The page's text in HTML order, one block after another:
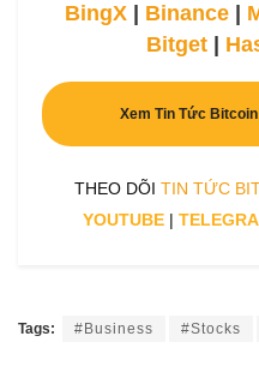
BingX Binance
Bitget|
Xem Tin Tức
THEO DÕI TIN TỨC
YOUTUBE |
Tags: #Business #Stocks